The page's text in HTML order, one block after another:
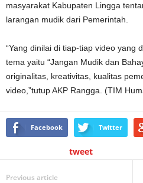
masyarakat Kabupaten Lingga
larangan mudik dari Pemerintah.
“Yang dinilai di tiap-tiap video yang
tema yaitu “Jangan Mudik dan
originalitas, kreativitas, kualitas
video,”tutup AKP Rangga. (TIM
Facebook Twitter
tweet
Previous article